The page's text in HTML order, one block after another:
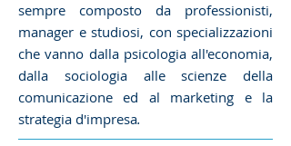
sempre composto da professionisti,
manager e studiosi, con specializzazioni
che vanno dalla psicologia all'economia,
dalla sociologia alle scienze della
comunicazione ed al marketing e la
strategia d'impresa.